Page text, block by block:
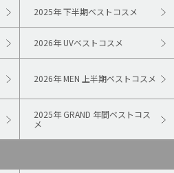
2025年 下半期ベストコスメ
2026年 UVベストコスメ
2026年 MEN 上半期ベストコスメ
2025年 GRAND 年間ベストコス
メ